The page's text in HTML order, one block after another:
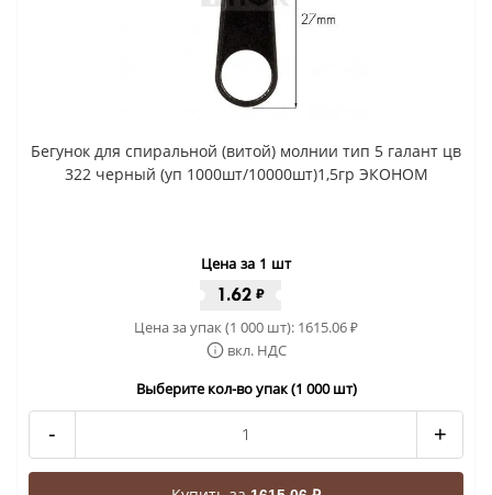
Бегунок для спиральной (витой) молнии тип 5 галант цв
322 черный (уп 1000шт/10000шт)1,5гр ЭКОНОМ
Цена за 1 шт
1.62 ₽
Цена за упак (1 000 шт): 1615.06₽
вкл. НДС
Выберите кол-во упак (1 000 шт)
- +